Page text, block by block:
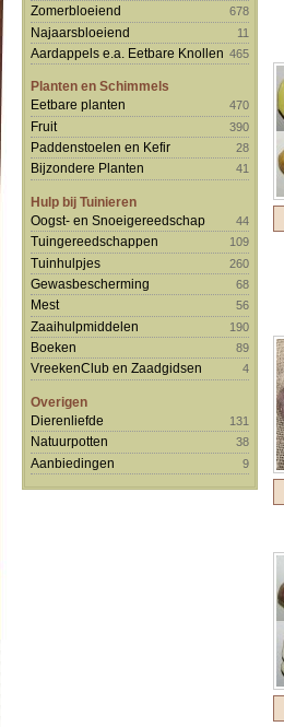
Zomerbloeiend 678
Najaarsbloeiend 11
Aardappels e.a. Eetbare Knollen 465
Planten en Schimmels
Eetbare planten
470
Fruit 390
Paddenstoelen en Kefir 28
Bijzondere Planten 41
Hulp bij Tuinieren
Oogst- en Snoeigereedschap
44
Tuingereedschappen 109
Tuinhulpjes 260
Gewasbescherming 68
Mest 56
Zaaihulpmiddelen 190
Boeken 89
VreekenClub en Zaadgidsen 4
Overigen
Dierenliefde
131
Natuurpotten 38
Aanbiedingen 9